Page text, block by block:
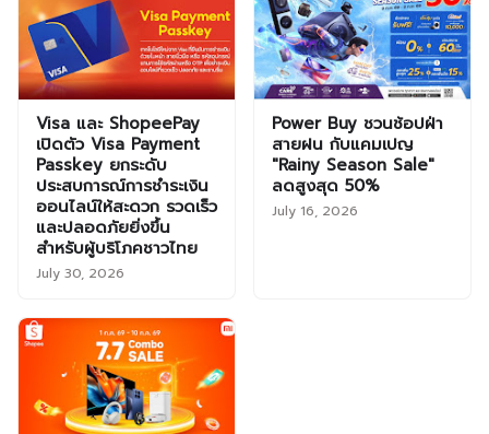
Visa และ ShopeePay
เปิดตัว Visa Payment
Passkey ยกระดับ
ประสบการณ์การชำระเงิน
ออนไลน์ให้สะดวก รวดเร็ว
และปลอดภัยยิ่งขึ้น
สำหรับผู้บริโภคชาวไทย
July 30, 2026
Power Buy ชวนช้อปฝ่า
สายฝน กับแคมเปญ
"Rainy Season Sale"
ลดสูงสุด 50%
July 16, 2026